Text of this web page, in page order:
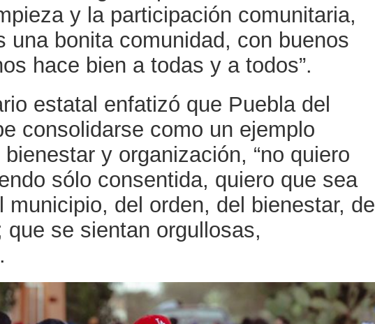
y la participación comunitaria,
una bonita comunidad, con buenos
hace bien a todas y a todos”.
estatal enfatizó que Puebla del
consolidarse como un ejemplo
y organización, “no quiero
sólo consentida, quiero que sea
municipio, del orden, del bienestar, de
que se sientan orgullosas,